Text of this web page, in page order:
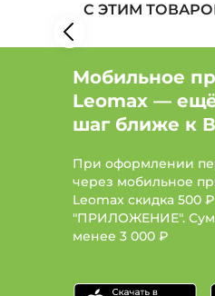
Товары для здоровья:
С ЭТИМ
Мобильное
Leomax —
шаг ближе к
При оформлении
через мобильное
Leomax скидка 500
"ПРИЛОЖЕНИЕ".
менее 3 000 ₽